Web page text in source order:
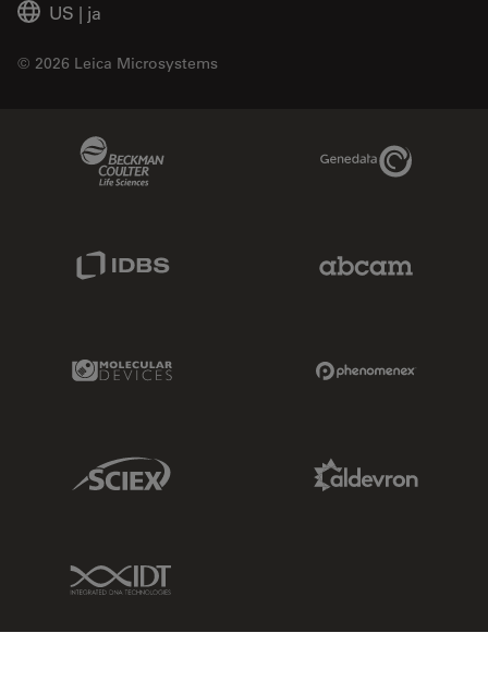
US | ja
© 2026 Leica Microsystems
Genedata Link
Molecular Devices Link
Sciex Link
IDT Link